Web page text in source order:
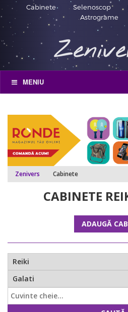
Cabinete Selenoscop
Astrograme
MENIU
Zenivers Cabinete
CABINETE
ADAUGĂ